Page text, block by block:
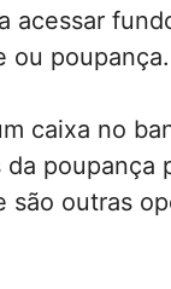
acessar
ou poupança.
caixa no
poupança
são outras